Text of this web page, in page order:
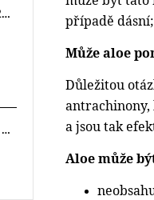
Olej z černého kmínu - Hemani 125ml
Bylinná pasta na zuby Red Dabur Herbal 200 g + kartáček ZDARMA
případě
Může aloe
Důležitou
a jsou tak
Aloe může